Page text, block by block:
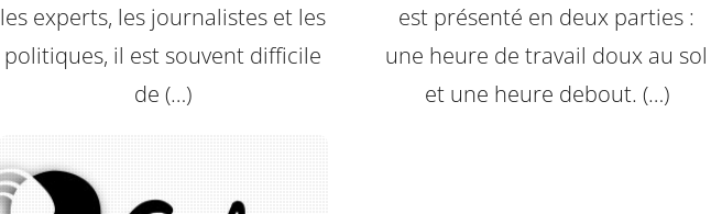
les experts, les journalistes et les
politiques, il est souvent difficile
de (…)
est présenté en deux parties :
une heure de travail doux au sol
et une heure debout. (…)